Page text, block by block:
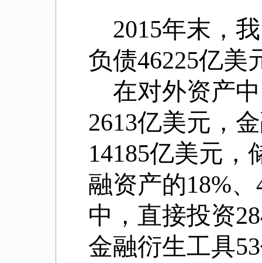
2015年末，
负债46225亿美
在对外资产
2613亿美元，
14185亿美元，
融资产的18%、
中，直接投资
金融衍生工具53